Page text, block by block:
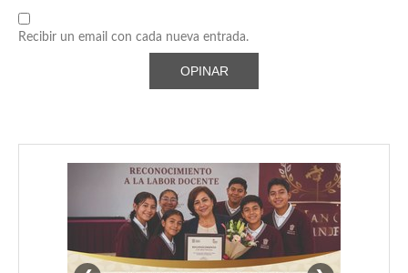
Recibir un email con cada nueva entrada.